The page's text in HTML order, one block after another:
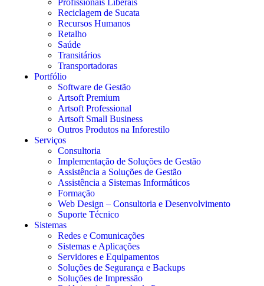
Profissionais Liberais
Reciclagem de Sucata
Recursos Humanos
Retalho
Saúde
Transitários
Transportadoras
Portfólio
Software de Gestão
Artsoft Premium
Artsoft Professional
Artsoft Small Business
Outros Produtos na Inforestilo
Serviços
Consultoria
Implementação de Soluções de Gestão
Assistência a Soluções de Gestão
Assistência a Sistemas Informáticos
Formação
Web Design – Consultoria e Desenvolvimento
Suporte Técnico
Sistemas
Redes e Comunicações
Sistemas e Aplicações
Servidores e Equipamentos
Soluções de Segurança e Backups
Soluções de Impressão